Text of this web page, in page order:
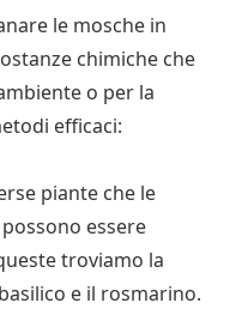
le mosche in
chimiche che
o per la
efficaci:
piante che le
essere
troviamo la
e il rosmarino.